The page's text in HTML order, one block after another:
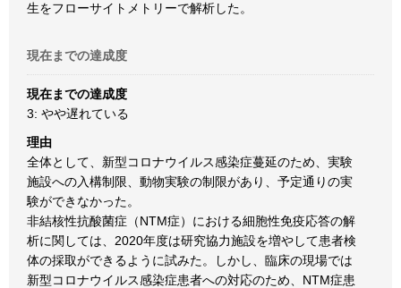
生をフローサイトメトリーで解析した。
現在までの達成度
現在までの達成度
3: やや遅れている
理由
全体として、新型コロナウイルス感染症蔓延のため、実験
施設への入構制限、動物実験の制限があり、予定通りの実
験ができなかった。
非結核性抗酸菌症（NTM症）における細胞性免疫応答の解
析に関しては、2020年度は研究協力施設を増やして患者検
体の採取ができるように試みた。しかし、臨床の現場では
新型コロナウイルス感染症患者への対応のため、NTM症患